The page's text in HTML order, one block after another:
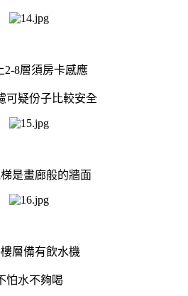
2-8層須房卡感應
可疑份子比較安全
是畫廊般的牆面
層備有飲水機
怕水不夠喝